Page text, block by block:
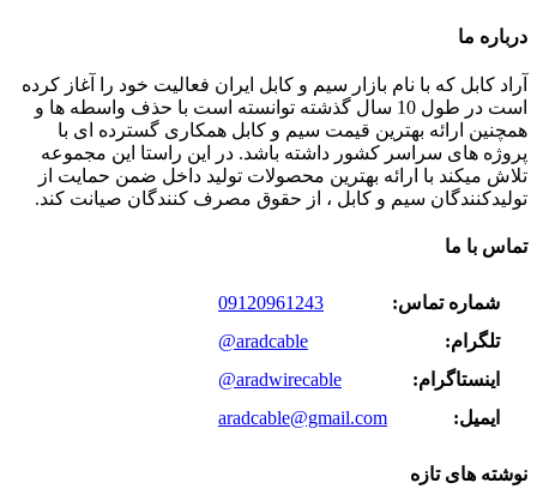
درباره ما
آراد کابل که با نام بازار سیم و کابل ایران فعالیت خود را آغاز کرده
است در طول 10 سال گذشته توانسته است با حذف واسطه ها و
همچنین ارائه بهترین قیمت سیم و کابل همکاری گسترده ای با
پروژه های سراسر کشور داشته باشد. در این راستا این مجموعه
تلاش میکند با ارائه بهترین محصولات تولید داخل ضمن حمایت از
تولیدکنندگان سیم و کابل ، از حقوق مصرف کنندگان صیانت کند.
تماس با ما
شماره تماس:
09120961243
تلگرام:
@aradcable
اینستاگرام:
@aradwirecable
ایمیل:
aradcable@gmail.com
نوشته های تازه